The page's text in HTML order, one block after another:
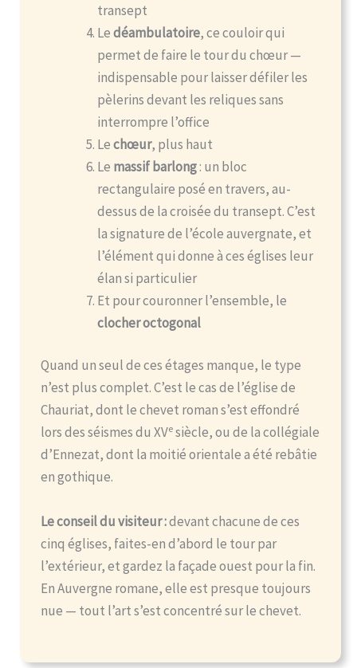
transept
Ledéambulatoire, ce couloir qui
permet de faire le tour du chœur —
indispensable pour laisser défiler les
pèlerins devant les reliques sans
interrompre l’office
Lechœur, plus haut
Le massif barlong: un bloc
rectangulaire posé en travers, au-
dessus de la croisée du transept. C’est
la signature de l’école auvergnate, et
l’élément qui donne à ces églises leur
élan si particulier
Et pour couronner l’ensemble, le
clocher octogonal
Quand un seul de ces étages manque, le type
n’est plus complet. C’est le cas de l’église de
Chauriat, dont le chevet roman s’est effondré
lors des séismes du XVesiècle, ou de la collégiale
d’Ennezat, dont la moitié orientale a été rebâtie
en gothique.
Le conseil du visiteur :devant chacune de ces
cinq églises, faites-en d’abord le tour par
l’extérieur, et gardez la façade ouest pour la fin.
En Auvergne romane, elle est presque toujours
nue — tout l’art s’est concentré sur le chevet.